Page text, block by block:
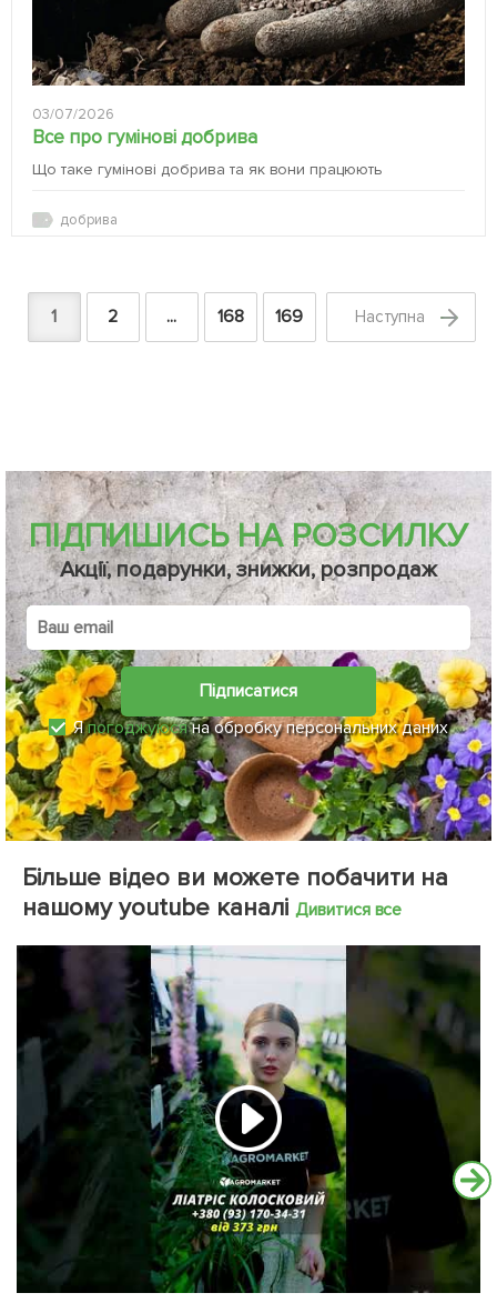
03/07/2026
Все про гумінові добрива
Що таке гумінові добрива та як вони працюють
добрива
1 2 ... 168 169 Наступна
ПІДПИШИСЬ НА РОЗСИЛКУ
Акції, подарунки, знижки, розпродаж
Підписатися
Япогоджуюсяна обробку персональних даних
Більше відео ви можете побачити на
нашому youtube каналі Дивитися все